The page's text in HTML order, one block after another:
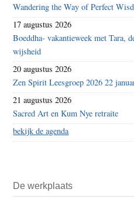
Wandering the Way of Perfect
17 augustus 2026
Boeddha- vakantieweek met Tara,
wijsheid
20 augustus 2026
Zen Spirit Leesgroep 2026 22
21 augustus 2026
Sacred Art en Kum Nye retraite
bekijk de agenda
De werkplaats